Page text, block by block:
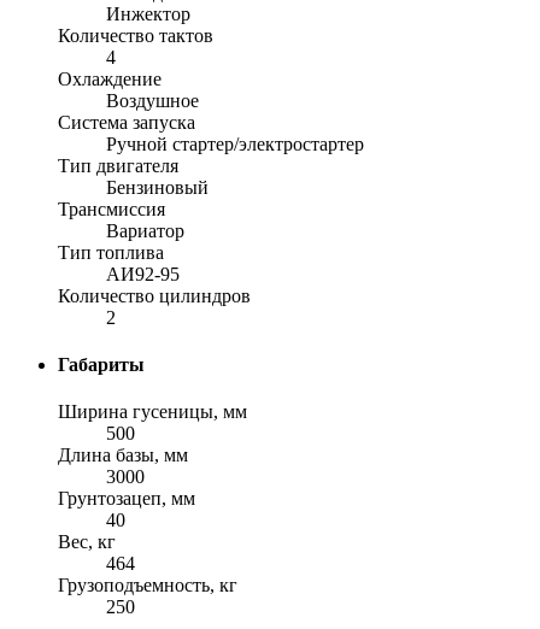
Инжектор
Количество тактов
4
Охлаждение
Воздушное
Система запуска
Ручной стартер/электростартер
Тип двигателя
Бензиновый
Трансмиссия
Вариатор
Тип топлива
АИ92-95
Количество цилиндров
2
Габариты
Ширина гусеницы, мм
500
Длина базы, мм
3000
Грунтозацеп, мм
40
Вес, кг
464
Грузоподъемность, кг
250